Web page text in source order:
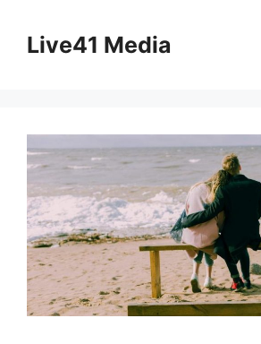
contentLive41 Media